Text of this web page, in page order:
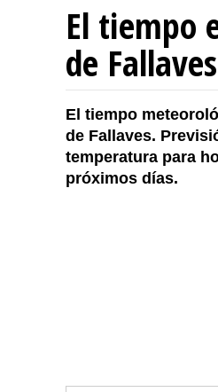
El tiempo
de Fallaves
El tiempo
de Fallaves.
temperatura para
próximos días.